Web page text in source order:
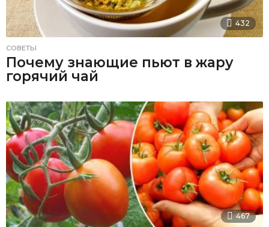
432
СОВЕТЫ
Почему знающие пьют в жару
горячий чай
467